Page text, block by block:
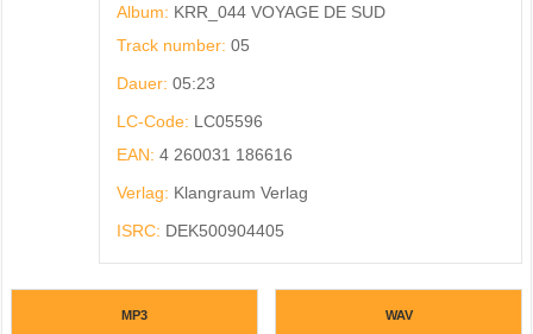
Album: KRR_044 VOYAGE DE SUD
Track number: 05
Dauer: 05:23
LC-Code: LC05596
EAN: 4 260031 186616
Verlag: Klangraum Verlag
ISRC: DEK500904405
MP3 WAV